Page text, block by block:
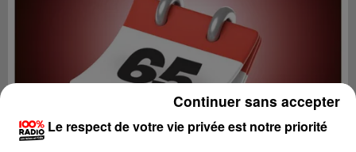
Le respect de votre vie privée est notre priorité
Continuer sans accepter